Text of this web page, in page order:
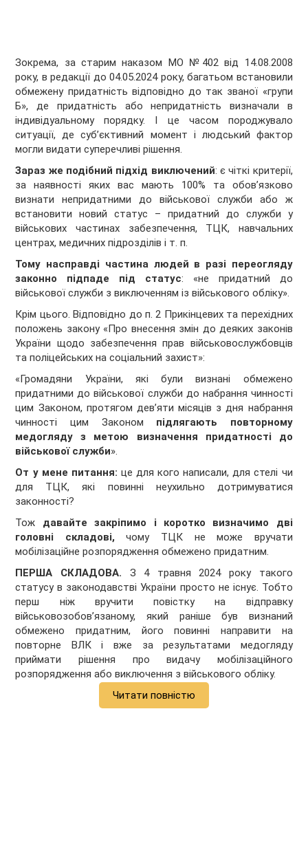
Зокрема, за старим наказом МО №402 від 14.08.2008
року, в редакції до 04.05.2024 року, багатьом встановили
обмежену придатність відповідно до так званої «групи
Б», де придатність або непридатність визначали в
індивідуальному порядку. І це часом породжувало
ситуації, де суб’єктивний момент і людський фактор
могли видати суперечливі рішення.
Зараз же подібний підхід виключений: є чіткі критерії,
за наявності яких вас мають 100% та обов’язково
визнати непридатними до військової служби або ж
встановити новий статус – придатний до служби у
військових частинах забезпечення, ТЦК, навчальних
центрах, медичних підрозділів і т. п.
Тому насправді частина людей в разі переогляду
законно підпаде під статус: «не придатний до
військової служби з виключенням із військового обліку».
Крім цього. Відповідно до п. 2 Прикінцевих та перехідних
положень закону «Про внесення змін до деяких законів
України щодо забезпечення прав військовослужбовців
та поліцейських на соціальний захист»:
«Громадяни України, які були визнані обмежено
придатними до військової служби до набрання чинності
цим Законом, протягом дев’яти місяців з дня набрання
чинності цим Законом підлягають повторному
медогляду з метою визначення придатності до
військової служби».
От у мене питання: це для кого написали, для стелі чи
для ТЦК, які повинні неухильно дотримуватися
законності?
Тож давайте закріпимо і коротко визначимо дві
головні складові,чому ТЦК не може вручати
мобілізаційне розпорядження обмежено придатним.
ПЕРША СКЛАДОВА. З 4 травня 2024 року такого
статусу в законодавстві України просто не існує. Тобто
перш ніж вручити повістку на відправку
військовозобов’язаному, який раніше був визнаний
обмежено придатним, його повинні направити на
повторне ВЛК і вже за результатами медогляду
приймати рішення про видачу мобілізаційного
розпорядження або виключення з військового обліку.
Читати повністю